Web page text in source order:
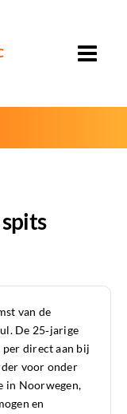
van de
De 25‑jarige
direct aan bij
voor onder
in Noorwegen,
en